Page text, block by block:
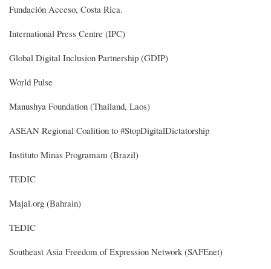
Fundación Acceso, Costa Rica.
International Press Centre (IPC)
Global Digital Inclusion Partnership (GDIP)
World Pulse
Manushya Foundation (Thailand, Laos)
ASEAN Regional Coalition to #StopDigitalDictatorship
Instituto Minas Programam (Brazil)
TEDIC
Majal.org (Bahrain)
TEDIC
Southeast Asia Freedom of Expression Network (SAFEnet)